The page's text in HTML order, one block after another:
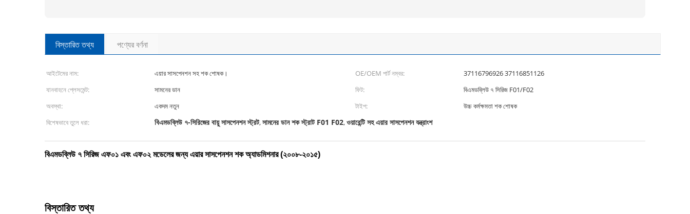
বিস্তারিত তথ্য পণ্যের বর্ণনা
আইটেমের নাম: এয়ার সাসপেনশন সহ শক শোষক। OE/OEM পার্ট নম্বর:
37116796926 37116851126
যানবাহনে প্লেসমেন্ট:
সামনের ডান ফিট:
বিএমডব্লিউ ৭ সিরিজ F01/F02
অবস্থা:
একদম নতুন টাইপ:
উচ্চ কর্মক্ষমতা শক শোষক
বিশেষভাবে তুলে ধরা:
বিএমডব্লিউ ৭-সিরিজের বায়ু সাসপেনশন স্ট্রট,সামনের ডান শক স্ট্রাট F01 F02,ওয়ারেন্টি সহ এয়ার সাসপেনশন যন্ত্রাংশ
বিএমডব্লিউ ৭ সিরিজ এফ০১ এবং এফ০২ মডেলের জন্য এয়ার সাসপেনশন শক অ্যাডমিশনার (২০০৮-২০১৫)
বিস্তারিত তথ্য